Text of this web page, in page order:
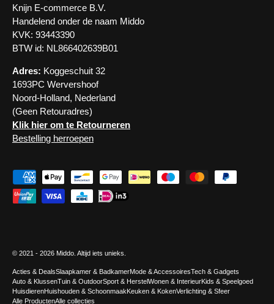
Knijn E-commerce B.V.
Handelend onder de naam Middo
KVK: 93443390
BTW id: NL866402639B01
Adres: Koggeschuit 32
1693PC Wervershoof
Noord-Holland, Nederland
(Geen Retouradres)
Klik hier om te Retourneren
Bestelling herroepen
Geaccepteerde betaalmethoden
© 2021 - 2026 Middo . Altijd iets unieks.
Acties & DealsSlaapkamer & BadkamerMode & AccessoiresTech & Gadgets
Auto & KlussenTuin & OutdoorSport & HerstelWonen & InterieurKids & Speelgoed
HuisdierenHuishouden & SchoonmaakKeuken & KokenVerlichting & Sfeer
Alle ProductenAlle collecties